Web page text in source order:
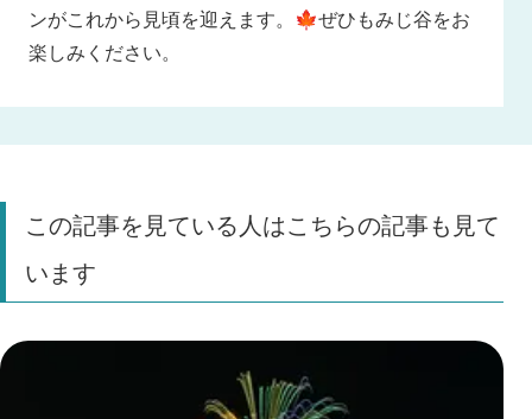
ンがこれから見頃を迎えます。🍁ぜひもみじ谷をお
楽しみください。
この記事を見ている人はこちらの記事も見て
います